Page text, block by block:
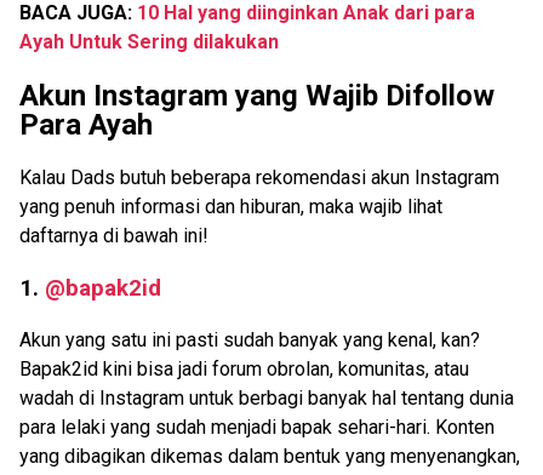
BACA JUGA: 10 Hal yang diinginkan Anak dari para
Ayah Untuk Sering dilakukan
Akun Instagram yang Wajib Difollow
Para Ayah
Kalau Dads butuh beberapa rekomendasi akun Instagram
yang penuh informasi dan hiburan, maka wajib lihat
daftarnya di bawah ini!
1. @bapak2id
Akun yang satu ini pasti sudah banyak yang kenal, kan?
Bapak2id kini bisa jadi forum obrolan, komunitas, atau
wadah di Instagram untuk berbagi banyak hal tentang dunia
para lelaki yang sudah menjadi bapak sehari-hari. Konten
yang dibagikan dikemas dalam bentuk yang menyenangkan,